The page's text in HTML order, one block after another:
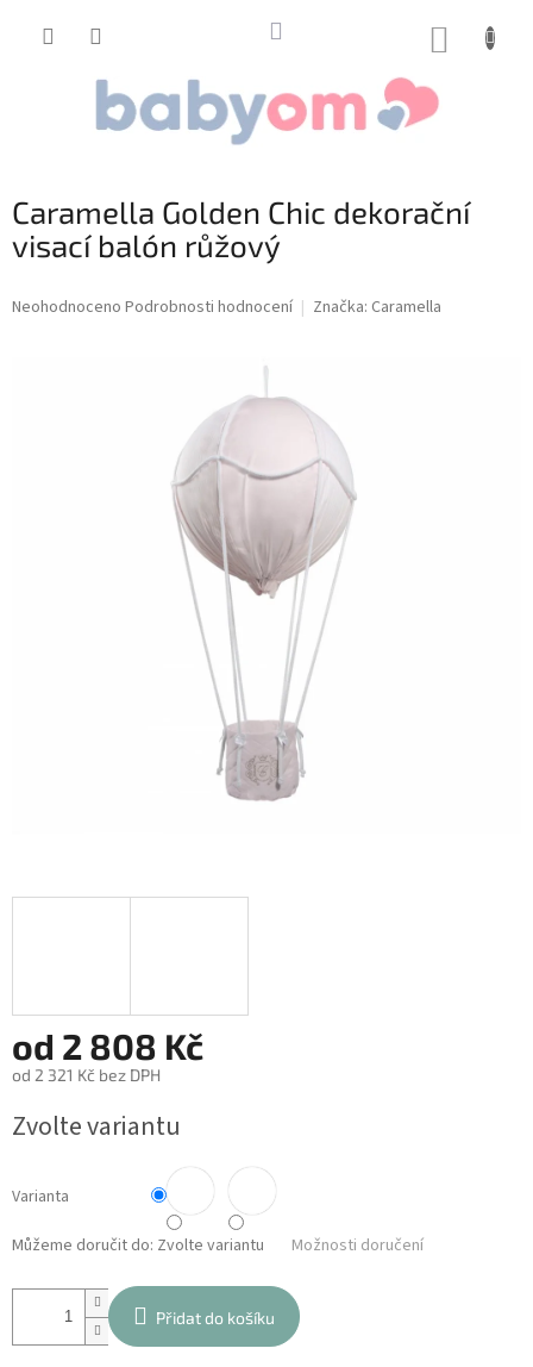
Caramella Golden Chic dekorační
visací balón růžový
Průměrné
Neohodnoceno Podrobnosti hodnocení Značka: Caramella
od 2 808 Kč
od 2 321 Kč bez DPH
cena:
Zvolte variantu
Varianta
Můžeme doručit do: Zvolte variantu Možnosti doručení
Přidat do košíku